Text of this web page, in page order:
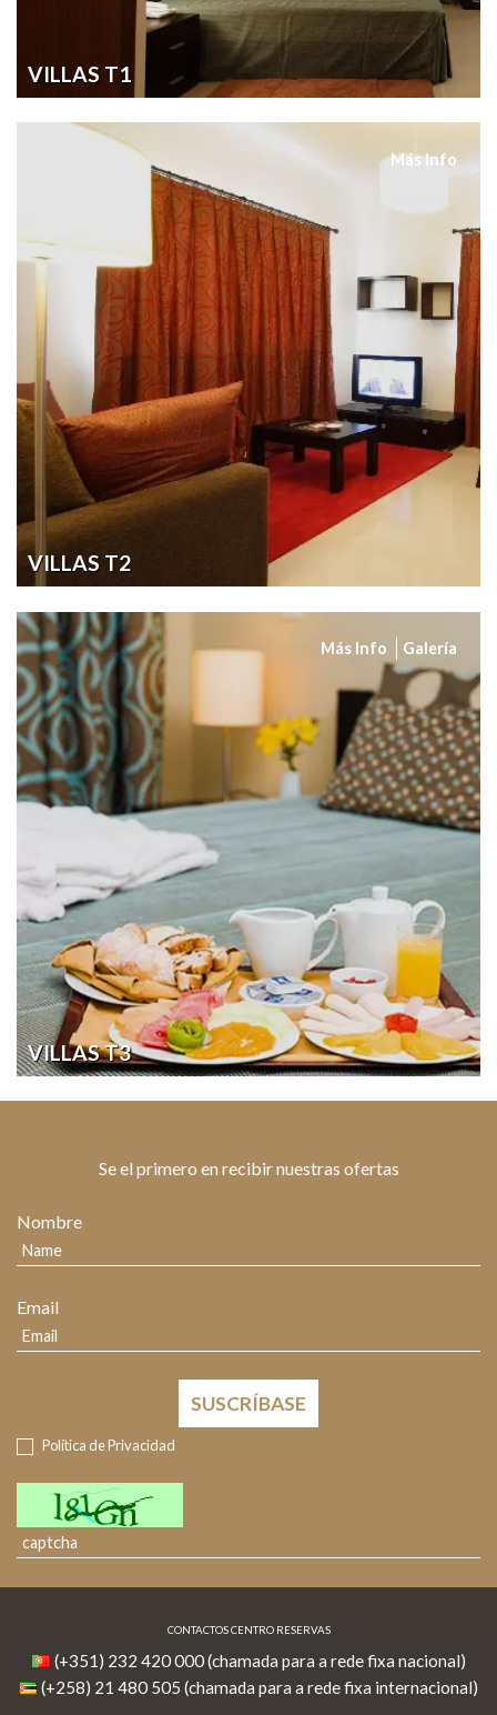
VILLAS T1
Más Info
VILLAS T2
Más Info Galería
VILLAS T3
Se el primero en recibir nuestras ofertas
Nombre
Email
SUSCRÍBASE
Política de Privacidad
CONTACTOS CENTRO RESERVAS
(+351) 232 420 000 (chamada para a rede fixa nacional)
(+258) 21 480 505 (chamada para a rede fixa internacional)